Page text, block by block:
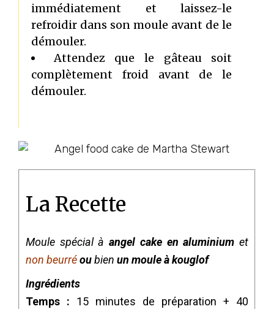
immédiatement et laissez-le
refroidir dans son moule avant de le
démouler.
Attendez que le gâteau soit
complètement froid avant de le
démouler.
La Recette
Moule spécial à angel cake en aluminium et
non beurréoubien un moule à kouglof
Ingrédients
Temps : 15 minutes de préparation + 40